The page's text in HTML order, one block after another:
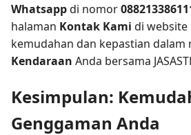
Whatsappdi nomor
halaman Kontak Kami di website
kemudahan dan kepastian dalam
Kendaraan Anda bersama
Kesimpulan:
Genggaman Anda